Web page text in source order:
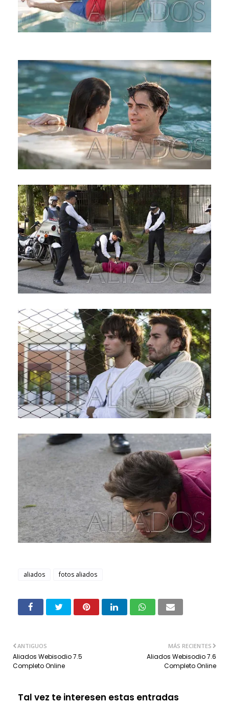
aliados fotos aliados
MÁS RECIENTES
Aliados Webisodio 7.6
Completo Online
ANTIGUOS
Aliados Webisodio 7.5
Completo Online
Tal vez te interesen estas entradas